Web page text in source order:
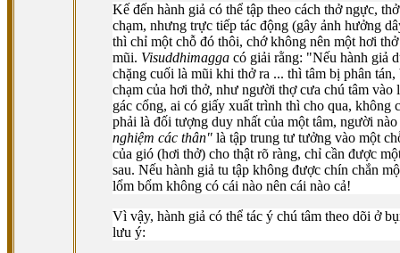
Kế đến hành giả có thể tập theo cách thở ngực,
chạm, nhưng trực tiếp tác động (gây ảnh hưởng
thì chỉ một chỗ đó thôi, chớ không nên một hơi
mũi. Visuddhimagga có giải rằng: "Nếu hành giả
chặng cuối là mũi khi thở ra ... thì tâm bị phân
chạm của hơi thở, như người thợ cưa chú tâm
gác cổng, ai có giấy xuất trình thì cho qua,
phải là đối tượng duy nhất của một tâm, người
nghiệm các thân" là tập trung tư tưởng vào một
của gió (hơi thở) cho thật rõ ràng, chỉ cần được
sau. Nếu hành giả tu tập không được chín chắn
lổm bổm không có cái nào nên cái nào cả!
Vì vậy, hành giả có thể tác ý chú tâm theo dõi ở
lưu ý: